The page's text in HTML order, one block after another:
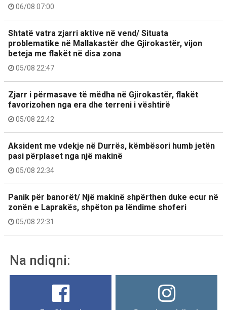
06/08 07:00
Shtatë vatra zjarri aktive në vend/ Situata
problematike në Mallakastër dhe Gjirokastër, vijon
beteja me flakët në disa zona
05/08 22:47
Zjarr i përmasave të mëdha në Gjirokastër, flakët
favorizohen nga era dhe terreni i vështirë
05/08 22:42
Aksident me vdekje në Durrës, këmbësori humb jetën
pasi përplaset nga një makinë
05/08 22:34
Panik për banorët/ Një makinë shpërthen duke ecur në
zonën e Laprakës, shpëton pa lëndime shoferi
05/08 22:31
Na ndiqni: